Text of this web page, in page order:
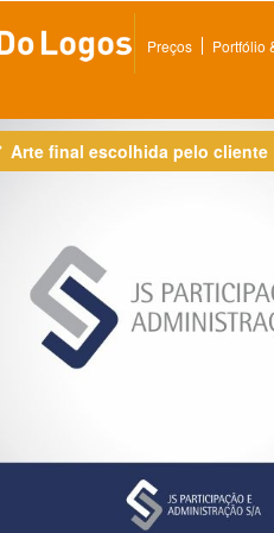
Preços Portfólio
Arte final escolhida pelo cliente